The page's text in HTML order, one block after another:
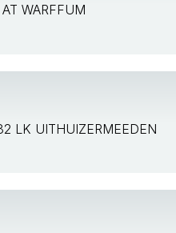
WARFFUM
LK UITHUIZERMEEDEN